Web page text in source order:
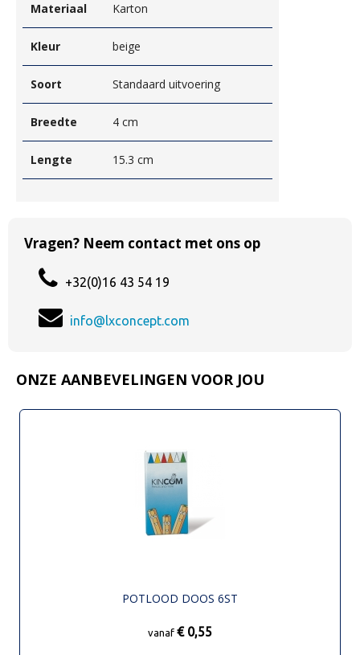
Materiaal Karton
Kleur beige
Soort Standaard uitvoering
Breedte 4 cm
Lengte 15.3 cm
Vragen? Neem contact met ons op
+32(0)16 43 54 19
info@lxconcept.com
ONZE AANBEVELINGEN VOOR JOU
POTLOOD DOOS 6ST
vanaf € 0,55